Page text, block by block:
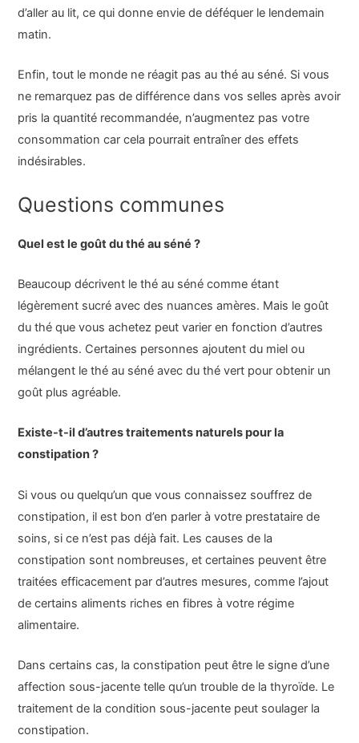
d’aller au lit, ce qui donne envie de déféquer le lendemain
matin.
Enfin, tout le monde ne réagit pas au thé au séné. Si vous
ne remarquez pas de différence dans vos selles après avoir
pris la quantité recommandée, n’augmentez pas votre
consommation car cela pourrait entraîner des effets
indésirables.
Questions communes
Quel est le goût du thé au séné ?
Beaucoup décrivent le thé au séné comme étant
légèrement sucré avec des nuances amères. Mais le goût
du thé que vous achetez peut varier en fonction d’autres
ingrédients. Certaines personnes ajoutent du miel ou
mélangent le thé au séné avec du thé vert pour obtenir un
goût plus agréable.
Existe-t-il d’autres traitements naturels pour la
constipation ?
Si vous ou quelqu’un que vous connaissez souffrez de
constipation, il est bon d’en parler à votre prestataire de
soins, si ce n’est pas déjà fait. Les causes de la
constipation sont nombreuses, et certaines peuvent être
traitées efficacement par d’autres mesures, comme l’ajout
de certains aliments riches en fibres à votre régime
alimentaire.
Dans certains cas, la constipation peut être le signe d’une
affection sous-jacente telle qu’un trouble de la thyroïde. Le
traitement de la condition sous-jacente peut soulager la
constipation.